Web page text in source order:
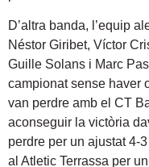
D’altra banda, l’equip
Néstor Giribet, Víctor
Guille Solans i Marc
campionat sense haver
van perdre amb el CT
aconseguir la victòria
perdre per un ajustat 4-
al Atletic Terrassa per